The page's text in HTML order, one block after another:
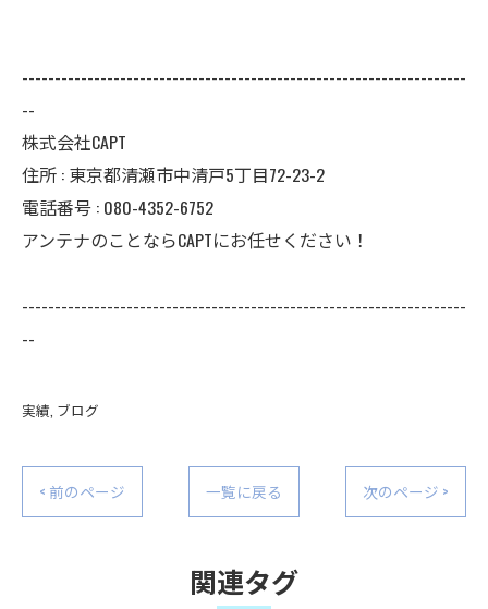
--------------------------------------------------------------------
--
株式会社CAPT
住所 : 東京都清瀬市中清戸5丁目72-23-2
電話番号 : 080-4352-6752
アンテナのことならCAPTにお任せください！
--------------------------------------------------------------------
--
実績 ブログ
< 前のページ 一覧に戻る 次のページ >
関連タグ